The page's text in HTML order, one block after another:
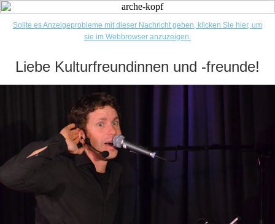
Sollte es Anzeigeprobleme mit dieser Nachricht geben, klicken Sie hier, um
sie im Webbrowser anzuzeigen.
Liebe Kulturfreundinnen und -freunde!